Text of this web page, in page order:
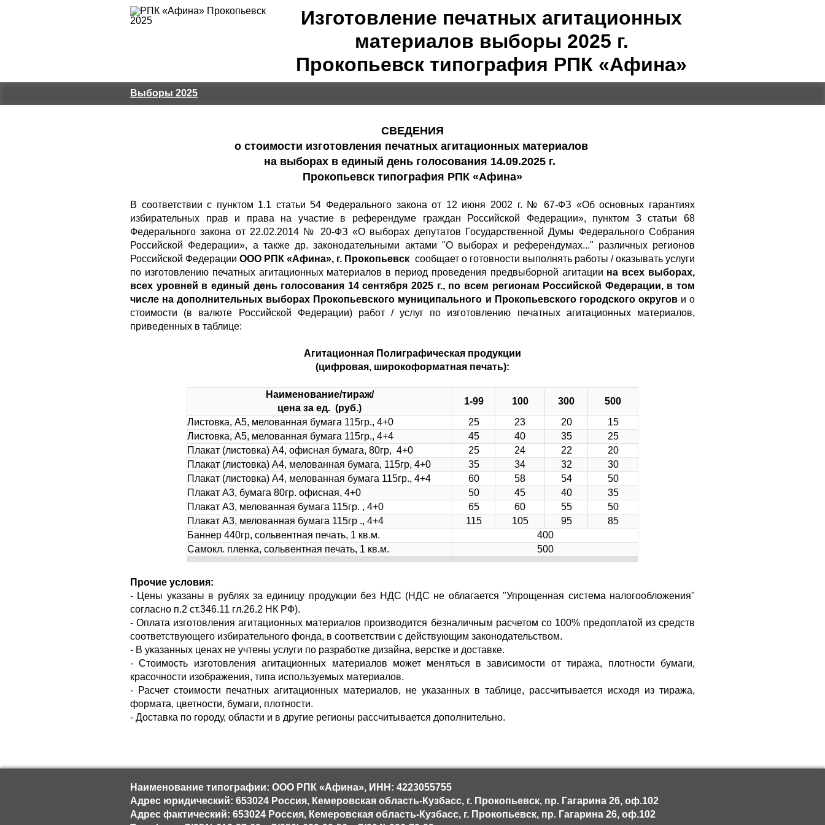
Изготовление печатных агитационных
материалов выборы 2025 г.
Прокопьевск типография РПК «Афина»
Выборы 2025
СВЕДЕНИЯ
о стоимости изготовления печатных агитационных материалов
на выборах в единый день голосования 14.09.2025 г.
Прокопьевск типография РПК «Афина»
В соответствии с пунктом 1.1 статьи 54 Федерального закона от 12 июня 2002 г. № 67-ФЗ «Об основных гарантиях
избирательных прав и права на участие в референдуме граждан Российской Федерации», пунктом 3 статьи 68
Федерального закона от 22.02.2014 № 20-ФЗ «О выборах депутатов Государственной Думы Федерального Собрания
Российской Федерации», а также др. законодательными актами "О выборах и референдумах..." различных регионов
Российской ФедерацииООО РПК «Афина», г. Прокопьевск сообщает о готовности выполнять работы / оказывать услуги
по изготовлению печатных агитационных материалов в период проведения предвыборной агитации на всех выборах,
всех уровней в единый день голосования 14 сентября 2025 г., по всем регионам Российской Федерации, в том
числе на дополнительных выборах Прокопьевского муниципального и Прокопьевского городского округов и о
стоимости (в валюте Российской Федерации) работ / услуг по изготовлению печатных агитационных материалов,
приведенных в таблице:
Агитационная Полиграфическая продукции
(цифровая, широкоформатная печать):
Наименование/тираж/
цена за ед. (руб.)
1-99 100 300
500
Листовка, А5, мелованная бумага 115гр., 4+0
25 23 20
15
Листовка, А5, мелованная бумага 115гр., 4+4
45 40 35
25
Плакат (листовка) А4, офисная бумага, 80гр, 4+0
25 24 22
20
Плакат (листовка) А4, мелованная бумага, 115гр, 4+0
35 34 32
30
Плакат (листовка) А4, мелованная бумага 115гр., 4+4
60 58 54
50
Плакат А3, бумага 80гр. офисная, 4+0
50 45 40
35
Плакат А3, мелованная бумага 115гр. , 4+0
65 60 55
50
Плакат А3, мелованная бумага 115гр ., 4+4
115 105 95
85
Баннер 440гр, сольвентная печать, 1 кв.м.
400
Самокл. пленка, сольвентная печать, 1 кв.м.
500
П рочие условия:
- Цены указаны в рублях за единицу продукции без НДС (НДС не облагается "Упрощенная система налогообложения"
согласно п.2 ст.346.11 гл.26.2 НК РФ).
- Оплата изготовления агитационных материалов производится безналичным расчетом со 100% предоплатой из средств
соответствующего избирательного фонда, в соответствии с действующим законодательством.
- В указанных ценах не учтены услуги по разработке дизайна, верстке и доставке.
- Стоимость изготовления агитационных материалов может меняться в зависимости от тиража, плотности бумаги,
красочности изображения, типа используемых материалов.
- Расчет стоимости печатных агитационных материалов, не указанных в таблице, рассчитывается исходя из тиража,
формата, цветности, бумаги, плотности.
- Доставка по городу, области и в другие регионы рассчитывается дополнительно.
Наименование типографии: ООО РПК «Афина», ИНН: 4223055755
Адрес юридический: 653024 Россия, Кемеровская область-Кузбасс, г. Прокопьевск, пр. Гагарина 26, оф.102
Адрес фактический: 653024 Россия, Кемеровская область-Кузбасс, г. Прокопьевск, пр. Гагарина 26, оф.102